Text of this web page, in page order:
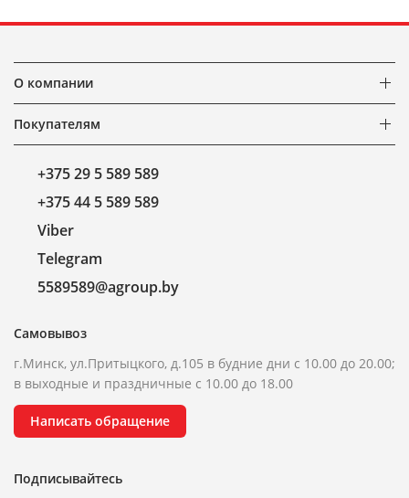
О компании
Покупателям
+375 29 5 589 589
+375 44 5 589 589
Viber
Telegram
5589589@agroup.by
Самовывоз
г.Минск, ул.Притыцкого, д.105 в будние дни с 10.00 до 20.00;
в выходные и праздничные с 10.00 до 18.00
Написать обращение
Подписывайтесь